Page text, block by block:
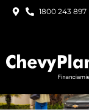
1800 243 897